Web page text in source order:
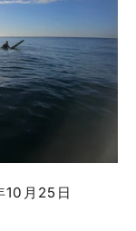
10月25日